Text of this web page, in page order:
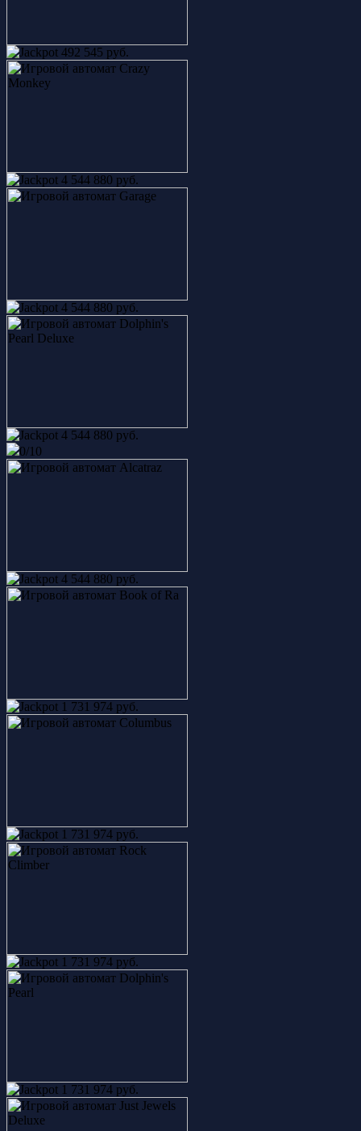
492 545 руб.
4 544 880 руб.
4 544 880 руб.
4 544 880 руб.
0/10
4 544 880 руб.
1 731 974 руб.
1 731 974 руб.
1 731 974 руб.
1 731 974 руб.